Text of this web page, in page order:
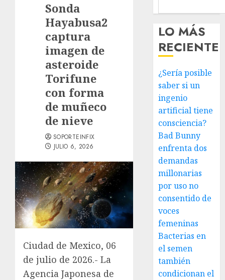
Sonda
Hayabusa2
captura
imagen de
asteroide
Torifune
con forma
de muñeco
de nieve
SOPORTEINFIX
JULIO 6, 2026
Ciudad de Mexico, 06
de julio de 2026.- La
Agencia Japonesa de
LO MÁS
RECIENTE
¿Sería posible
saber si un
ingenio
artificial tiene
consciencia?
Bad Bunny
enfrenta dos
demandas
millonarias
por uso no
consentido de
voces
femeninas
Bacterias en
el semen
también
condicionan el